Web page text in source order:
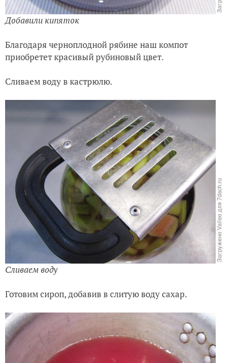
Добавили кипяток
Благодаря черноплодной рябине наш компот
приобретет красивый рубиновый цвет.
Сливаем воду в кастрюлю.
Сливаем воду
Готовим сироп, добавив в слитую воду сахар.